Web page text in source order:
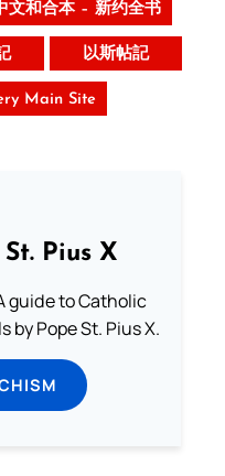
文和合本 – 新约全书
以斯帖記
Main Site
Pius X
guide to Catholic
Pope St. Pius X.